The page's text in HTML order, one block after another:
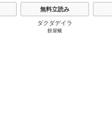
無料立読み
ダクダデイラ
餅屋蛾